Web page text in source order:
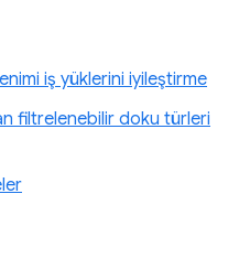
iş yüklerini iyileştirme
filtrelenebilir doku türleri